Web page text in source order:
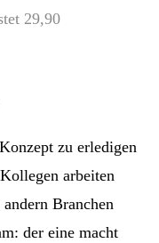
29,90
zu erledigen
arbeiten
Branchen
der eine macht